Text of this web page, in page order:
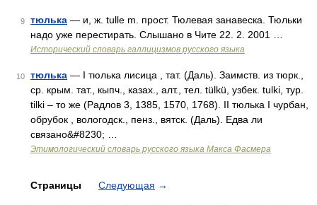
9 тюлька — и, ж. tulle m. прост. Тюлевая занавеска. Тюльки
надо уже перестирать. Слышано в Чите 22. 2. 2001 …
Исторический словарь галлицизмов русского языка
10 тюлька — I тюлька лисица , тат. (Даль). Заимств. из тюрк.,
ср. крым. тат., кыпч., казах., алт., тел. tülkü, узбек. tulki, тур.
tilki – то же (Радлов 3, 1385, 1570, 1768). II тюлька I чурбан,
обрубок , вологодск., пенз., вятск. (Даль). Едва ли
связано&#8230; …
Этимологический словарь русского языка Макса Фасмера
Страницы Следующая →